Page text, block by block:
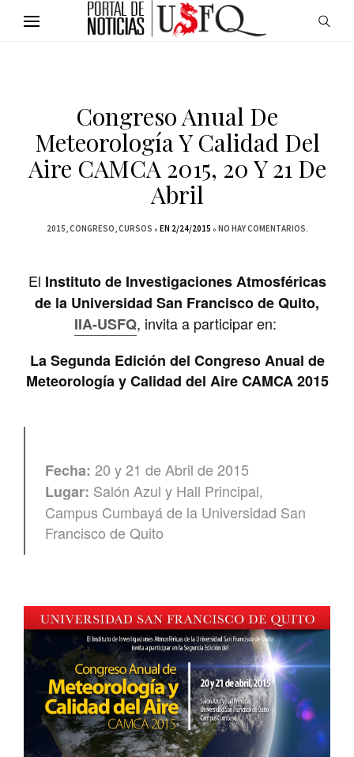
Congreso Anual De
Meteorología Y Calidad Del
Aire CAMCA 2015, 20 Y 21 De
Abril
2015 CONGRESO CURSOS EN 2/24/2015 NO HAY COMENTARIOS.
El Instituto de Investigaciones Atmosféricas
de la Universidad San Francisco de Quito,
IIA-USFQ, invita a participar en:
La Segunda Edición del Congreso Anual de
Meteorología y Calidad del Aire CAMCA 2015
Fecha: 20 y 21 de Abril de 2015
Lugar: Salón Azul y Hall Principal,
Campus Cumbayá de la Universidad San
Francisco de Quito